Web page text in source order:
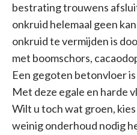
bestrating trouwens
onkruid helemaal geen
onkruid te vermijden is
met boomschors,
Een gegoten betonvloer
Met deze egale en harde
Wilt u toch wat groen,
weinig onderhoud nodig